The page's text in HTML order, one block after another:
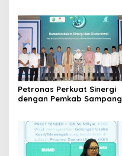
Petronas Perkuat Sinergi
dengan Pemkab Sampang